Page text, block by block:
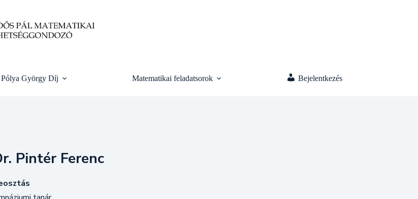
Pólya György Díj Matematikai feladatsorok Bejelentkezés
Pintér Ferenc